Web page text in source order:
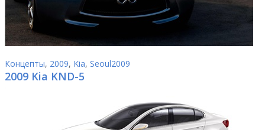
Концепты, 2009, Kia, Seoul2009
2009 Kia KND-5